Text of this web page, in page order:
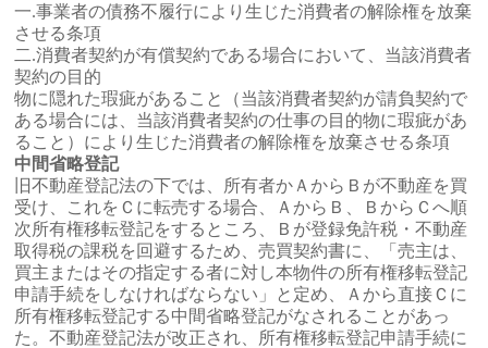
一.事業者の債務不履行により生じた消費者の解除権を放棄
させる条項
二.消費者契約が有償契約である場合において、当該消費者
契約の目的
物に隠れた瑕疵があること（当該消費者契約が請負契約で
ある場合には、当該消費者契約の仕事の目的物に瑕疵があ
ること）により生じた消費者の解除権を放棄させる条項
中間省略登記
旧不動産登記法の下では、所有者かＡからＢが不動産を買
受け、これをＣに転売する場合、ＡからＢ、ＢからＣへ順
次所有権移転登記をするところ、Ｂが登録免許税・不動産
取得税の課税を回避するため、売買契約書に、「売主は、
買主またはその指定する者に対し本物件の所有権移転登記
申請手続をしなければならない」と定め、Ａから直接Ｃに
所有権移転登記する中間省略登記がなされることがあっ
た。不動産登記法が改正され、所有権移転登記申請手続に